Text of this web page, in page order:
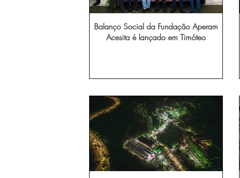
Balanço Social da Fundação Aperam
Acesita é lançado em Timóteo